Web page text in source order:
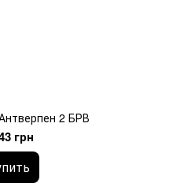
2 БРВ
грн